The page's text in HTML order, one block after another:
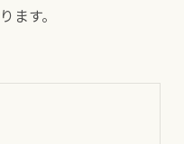
ます。